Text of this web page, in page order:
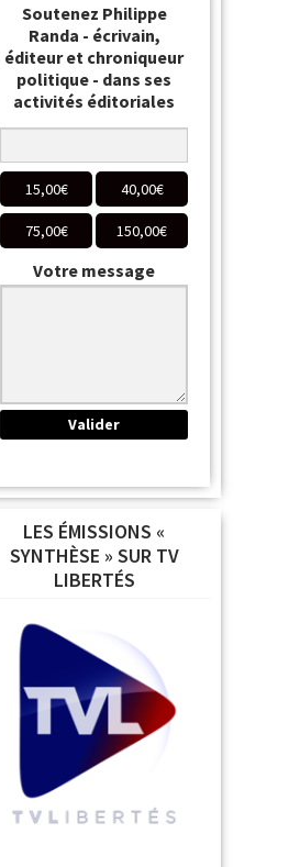
Soutenez Philippe
Randa - écrivain,
éditeur et chroniqueur
politique - dans ses
activités éditoriales
15,00€ 40,00€
75,00€ 150,00€
Votre message
LES ÉMISSIONS «
SYNTHÈSE » SUR TV
LIBERTÉS